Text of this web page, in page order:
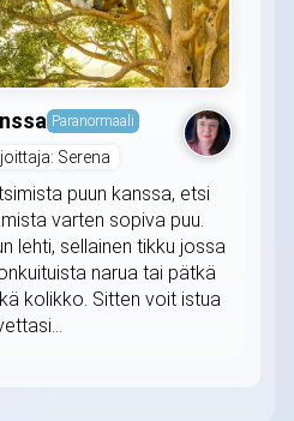
Paranormaali
Serena
puun kanssa, etsi
varten sopiva puu.
lehti, sellainen tikku jossa
narua tai pätkä
kolikko. Sitten voit istua